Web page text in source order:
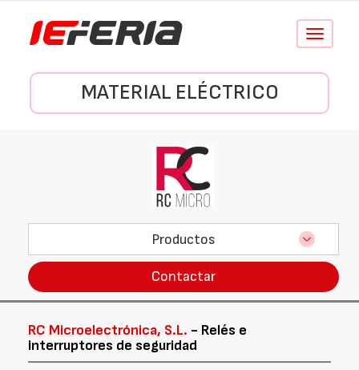
Conmutar
MATERIAL ELÉCTRICO
Productos
Contactar
RC Microelectrónica, S.L. - Relés e
interruptores de seguridad